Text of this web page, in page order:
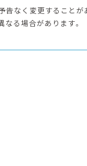
なく変更することが
る場合があります。